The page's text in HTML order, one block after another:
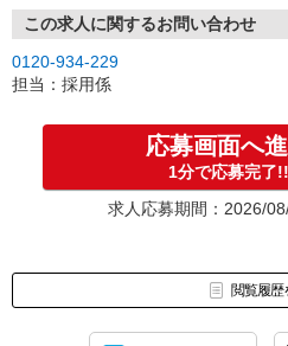
この求人に関するお問い合わせ
0120-934-229
担当：採用係
応募画面へ
1分で応募完了!!
求人応募期間：2026/
閲覧履歴